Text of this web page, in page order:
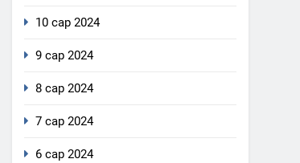
10 сар 2024
9 сар 2024
8 сар 2024
7 сар 2024
6 сар 2024